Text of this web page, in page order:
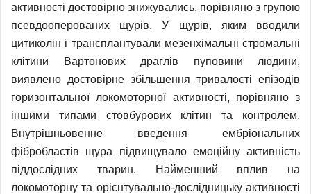
активності достовірно знижувались, порівняно з групою
псевдооперованих щурів. У щурів, яким вводили
цитиколін і трансплантували мезенхімальні стромальні
клітини Вартонових драглів пуповини людини,
виявлено достовірне збільшення тривалості епізодів
горизонтальної локомоторної активності, порівняно з
іншими типами стовбурових клітин та контролем.
Внутрішньовенне введення ембріональних
фібробластів щура підвищувало емоційну активність
піддослідних тварин. Найменший вплив на
локомоторну та орієнтувально-дослідницьку активності